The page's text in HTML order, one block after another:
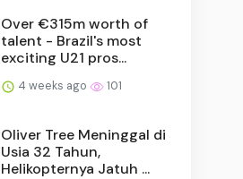
Over €315m worth of
talent - Brazil's most
exciting U21 pros...
4 weeks ago 101
Oliver Tree Meninggal di
Usia 32 Tahun,
Helikopternya Jatuh ...